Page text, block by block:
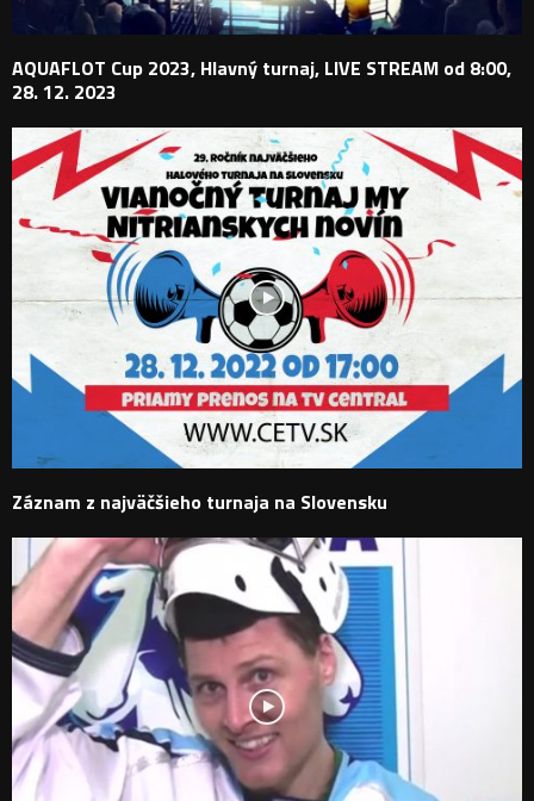
AQUAFLOT Cup 2023, Hlavný turnaj, LIVE STREAM od 8:00,
28. 12. 2023
Záznam z najväčšieho turnaja na Slovensku